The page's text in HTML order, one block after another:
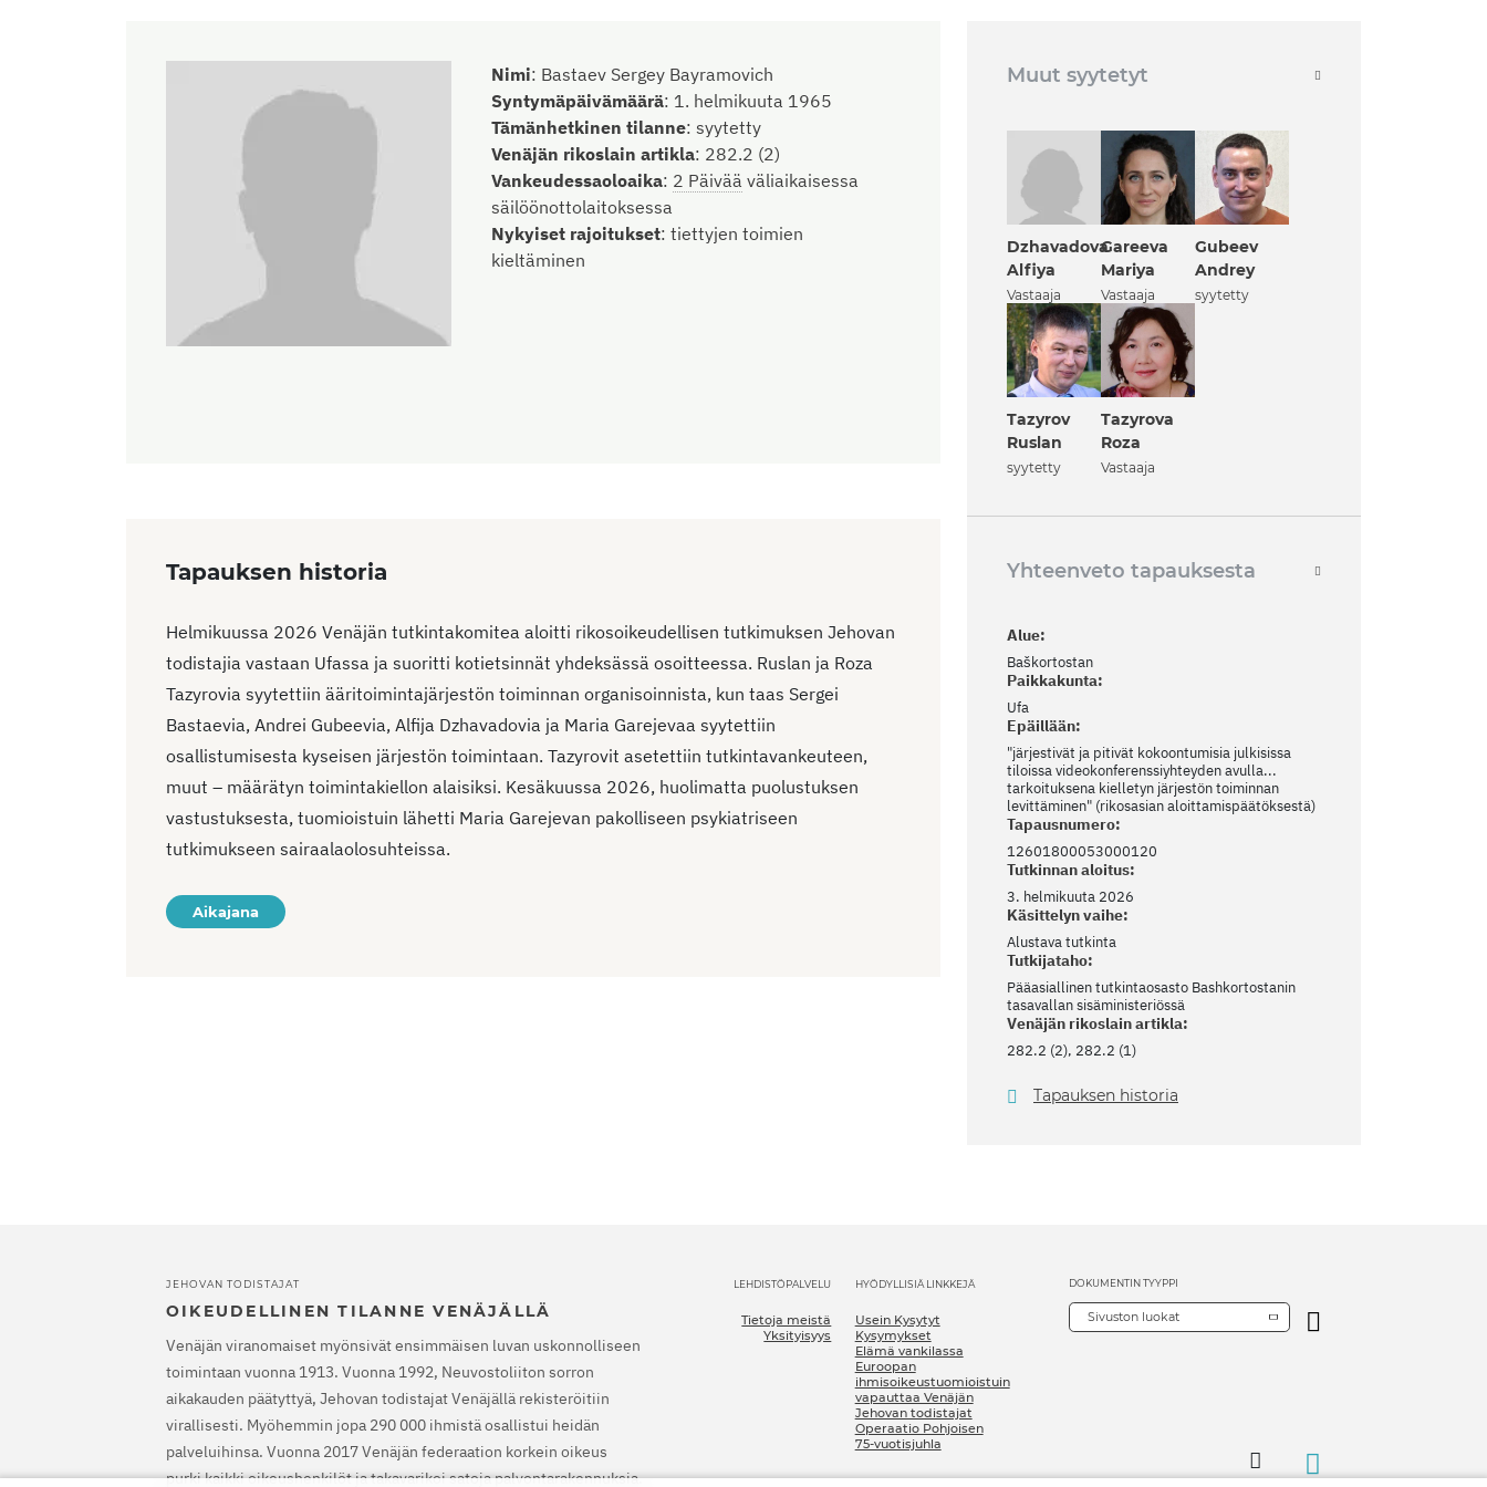
Nimi: Bastaev Sergey Bayramovich
Syntymäpäivämäärä: 1. helmikuuta 1965
Tämänhetkinen tilanne:syytetty
Venäjän rikoslain artikla: 282.2 (2)
Vankeudessaoloaika: 2 Päivää väliaikaisessa
säilöönottolaitoksessa
Nykyiset rajoitukset:tiettyjen toimien
kieltäminen
Tapauksen historia
Helmikuussa 2026 Venäjän tutkintakomitea aloitti rikosoikeudellisen tutkimuksen Jehovan
todistajia vastaan Ufassa ja suoritti kotietsinnät yhdeksässä osoitteessa. Ruslan ja Roza
Tazyrovia syytettiin ääritoimintajärjestön toiminnan organisoinnista, kun taas Sergei
Bastaevia, Andrei Gubeevia, Alfija Dzhavadovia ja Maria Garejevaa syytettiin
osallistumisesta kyseisen järjestön toimintaan. Tazyrovit asetettiin tutkintavankeuteen,
muut – määrätyn toimintakiellon alaisiksi. Kesäkuussa 2026, huolimatta puolustuksen
vastustuksesta, tuomioistuin lähetti Maria Garejevan pakolliseen psykiatriseen
tutkimukseen sairaalaolosuhteissa.
Aikajana
Muut syytetyt
Dzhavadova
Alfiya
Vastaaja
Gareeva
Mariya
Vastaaja
Gubeev
Andrey
syytetty
Tazyrov
Ruslan
syytetty
Tazyrova
Roza
Vastaaja
Yhteenveto tapauksesta
Alue:
Baškortostan
Paikkakunta:
Ufa
Epäillään:
"järjestivät ja pitivät kokoontumisia julkisissa
tiloissa videokonferenssiyhteyden avulla...
tarkoituksena kielletyn järjestön toiminnan
levittäminen" (rikosasian aloittamispäätöksestä)
Tapausnumero:
12601800053000120
Tutkinnan aloitus:
3. helmikuuta 2026
Käsittelyn vaihe:
Alustava tutkinta
Tutkijataho:
Pääasiallinen tutkintaosasto Bashkortostanin
tasavallan sisäministeriössä
Venäjän rikoslain artikla:
282.2 (2), 282.2 (1)
Tapauksen historia
JEHOVAN TODISTAJAT
OIKEUDELLINEN TILANNE VENÄJÄLLÄ
Venäjän viranomaiset myönsivät ensimmäisen luvan uskonnolliseen
toimintaan vuonna 1913. Vuonna 1992, Neuvostoliiton sorron
aikakauden päätyttyä, Jehovan todistajat Venäjällä rekisteröitiin
virallisesti. Myöhemmin jopa 290 000 ihmistä osallistui heidän
palveluihinsa. Vuonna 2017 Venäjän federaation korkein oikeus
purki kaikki oikeushenkilöt ja takavarikoi satoja palvontarakennuksia.
LEHDISTÖPALVELU
Tietoja meistä
Yksityisyys
HYÖDYLLISIÄ LINKKEJÄ
Usein Kysytyt
Kysymykset
Elämä vankilassa
Euroopan
ihmisoikeustuomioistuin
vapauttaa Venäjän
Jehovan todistajat
Operaatio Pohjoisen
75-vuotisjuhla
DOKUMENTIN TYYPPI
Sivuston luokat